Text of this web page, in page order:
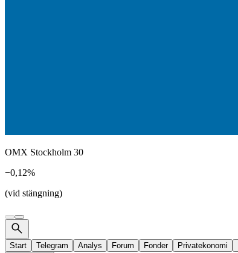
OMX Stockholm 30
−0,12%
(vid stängning)
Start Telegram Analys Forum Fonder Privatekonomi